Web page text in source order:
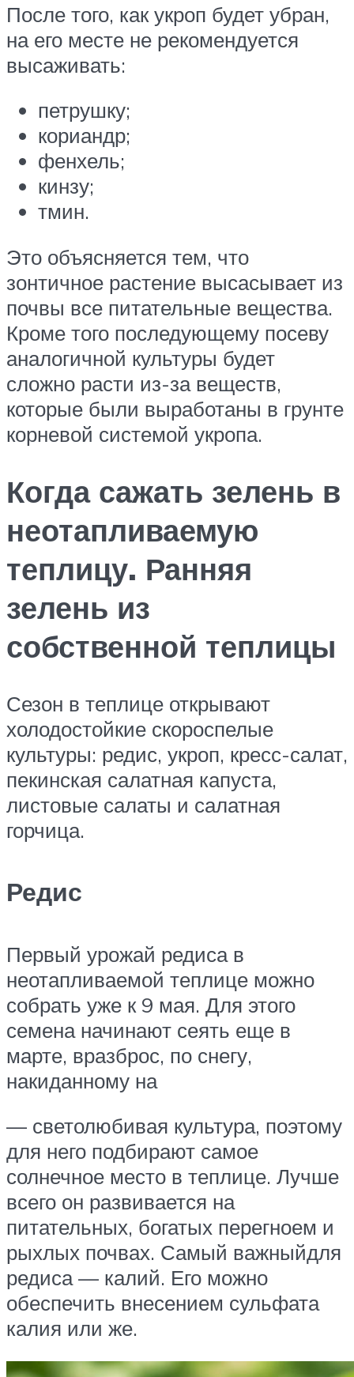
После того, как укроп будет убран,
на его месте не рекомендуется
высаживать:
петрушку;
кориандр;
фенхель;
кинзу;
тмин.
Это объясняется тем, что
зонтичное растение высасывает из
почвы все питательные вещества.
Кроме того последующему посеву
аналогичной культуры будет
сложно расти из-за веществ,
которые были выработаны в грунте
корневой системой укропа.
Когда сажать зелень в
неотапливаемую
теплицу. Ранняя
зелень из
собственной теплицы
Сезон в теплице открывают
холодостойкие скороспелые
культуры: редис, укроп, кресс-салат,
пекинская салатная капуста,
листовые салаты и салатная
горчица.
Редис
Первый урожай редиса в
неотапливаемой теплице можно
собрать уже к 9 мая. Для этого
семена начинают сеять еще в
марте, вразброс, по снегу,
накиданному на
— светолюбивая культура, поэтому
для него подбирают самое
солнечное место в теплице. Лучше
всего он развивается на
питательных, богатых перегноем и
рыхлых почвах. Самый важныйдля
редиса — калий. Его можно
обеспечить внесением сульфата
калия или же.